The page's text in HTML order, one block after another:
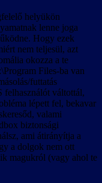
helyükön
lenne joga
Hogy ezek
nem teljesül, azt
okozza a te
Files-ba van
futtatás
felhasználót váltottál,
lépett fel, bekavar
valami
biztonsági
ami átirányítja a
a dolgok nem ott
magukról (vagy ahol te